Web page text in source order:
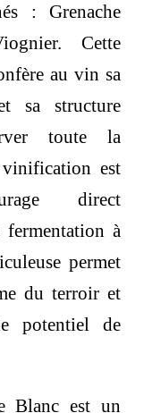
: Grenache
Cette
au vin sa
sa structure
toute la
est
direct
fermentation à
permet
du terroir et
potentiel de
Blanc est un